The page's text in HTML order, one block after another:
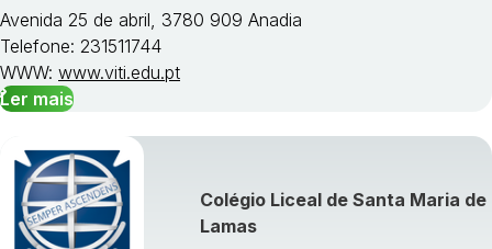
Avenida 25 de abril, 3780 909 Anadia
Telefone: 231511744
WWW: www.viti.edu.pt
Ler mais
Colégio Liceal de Santa Maria de
Lamas